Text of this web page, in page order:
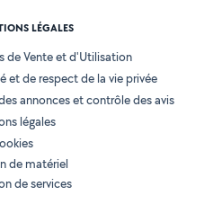
LÉGALES
de Vente et d'Utilisation
et de respect de la vie privée
annonces et contrôle des avis
légales
de matériel
de services